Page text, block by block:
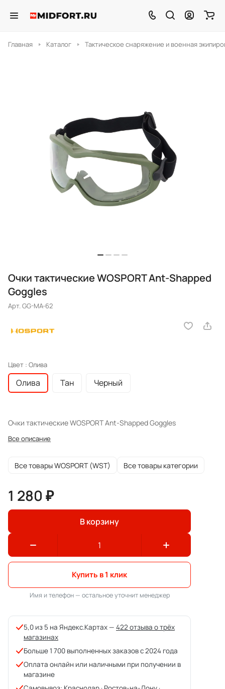
Главная Каталог Тактическое снаряжение и военная
Очки тактические WOSPORT Ant-Shapped
Goggles
Арт.GG-MA-62
Цвет : Олива
Олива Тан Черный
Очки тактические WOSPORT Ant-Shapped Goggles
Все описание
Все товары WOSPORT (WST) Все товары категории
1 280 ₽
В корзину
Купить в 1 клик
Имя и телефон — остальное уточнит менеджер
5,0 из 5 на Яндекс.Картах — 422 отзыва о трёх
магазинах
Больше 1 700 выполненных заказов с 2024 года
Оплата онлайн или наличными при получении в
магазине